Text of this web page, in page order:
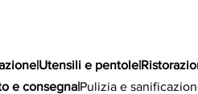
|Utensili e pentole|
e consegna|Pulizia e